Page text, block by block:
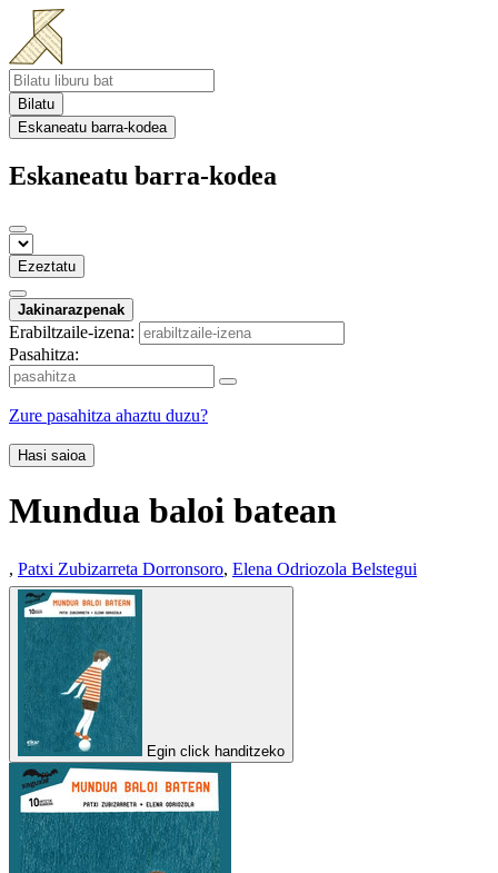
Bilatu
Eskaneatu barra-kodea
Eskaneatu barra-kodea
Ezeztatu
Jakinarazpenak
Erabiltzaile-izena:
Pasahitza:
Zure pasahitza ahaztu duzu?
Hasi saioa
Mundua baloi batean
, Patxi Zubizarreta Dorronsoro, Elena Odriozola Belstegui
Egin click handitzeko